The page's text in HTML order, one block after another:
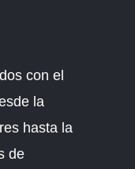
con el
la
hasta la
de